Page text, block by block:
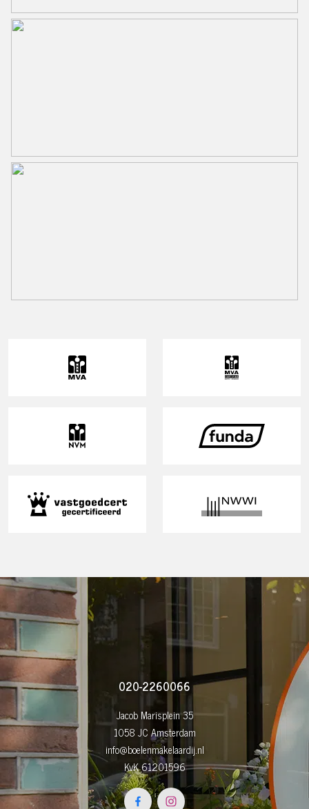
020-2260066
Jacob Marisplein 35
1058 JC Amsterdam
info@boelenmakelaardij.nl
KvK 61201596